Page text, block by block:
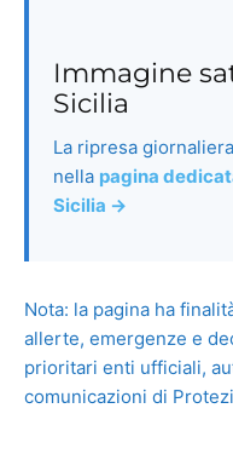
Immagine
Sicilia
La ripresa
nella pagina
Sicilia →
Nota: la pagina ha
allerte, emergenze e
prioritari enti ufficiali,
comunicazioni di